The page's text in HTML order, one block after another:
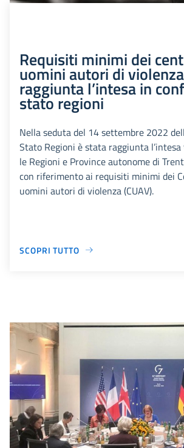
Requisiti minimi dei
uomini autori di
raggiunta l’intesa in
stato regioni
Nella seduta del 14 settembre 2022
Stato Regioni è stata raggiunta
le Regioni e Province autonome di
con riferimento ai requisiti minimi dei
uomini autori di violenza (CUAV).
SCOPRI TUTTO